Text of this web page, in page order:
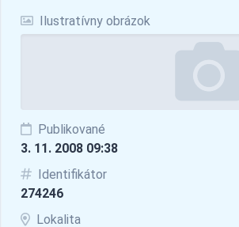
Ilustratívny obrázok
Publikované
3. 11. 2008 09:38
Identifikátor
274246
Lokalita